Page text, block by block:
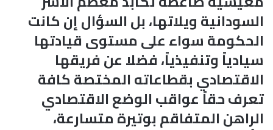
السودانية ويلاتها، بل السؤال إن كانت
الحكومة سواء على مستوى قيادتها
سيادياً وتنفيذياً، فضلا عن فريقها
الاقتصادي بقطاعاته المختصة كافة
تعرف حقاً عواقب الوضع الاقتصادي
الراهن المتفاقم بوتيرة متسارعة،